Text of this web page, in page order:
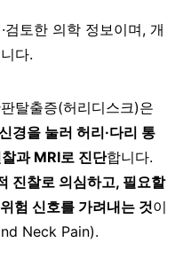
토한 의학 정보이며, 개
다.
탈출증(허리디스크)은
경을 눌러 허리·다리 통
과 MRI로 진단합니다.
진찰로 의심하고, 필요할
험 신호를 가려내는 것이
Neck Pain).